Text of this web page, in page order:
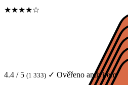
★★★★☆
4.4 / 5 (1 333) ✓ Ověřeno antivirem